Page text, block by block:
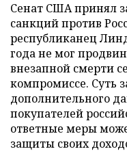
Сенат США принял
санкций против
республиканец
года не мог
внезапной смерти
компромиссе. Суть
дополнительного
покупателей
ответные меры
защиты своих